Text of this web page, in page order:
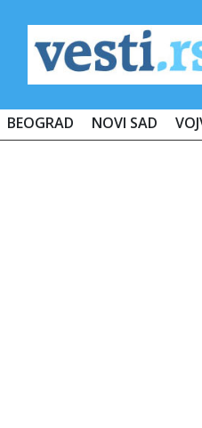
BEOGRAD NOVI SAD